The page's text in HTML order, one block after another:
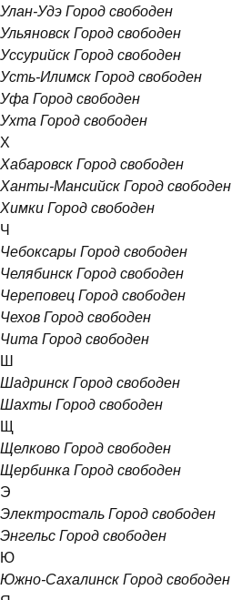
Улан-Удэ Город свободен
Ульяновск Город свободен
Уссурийск Город свободен
Усть-Илимск Город свободен
Уфа Город свободен
Ухта Город свободен
Х
Хабаровск Город свободен
Ханты-Мансийск Город свободен
Химки Город свободен
Ч
Чебоксары Город свободен
Челябинск Город свободен
Череповец Город свободен
Чехов Город свободен
Чита Город свободен
Ш
Шадринск Город свободен
Шахты Город свободен
Щ
Щелково Город свободен
Щербинка Город свободен
Э
Электросталь Город свободен
Энгельс Город свободен
Ю
Южно-Сахалинск Город свободен